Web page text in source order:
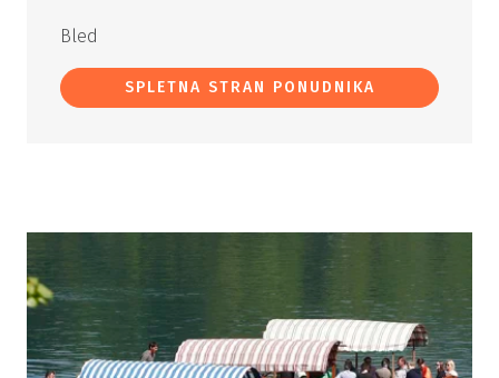
Bled
SPLETNA STRAN PONUDNIKA